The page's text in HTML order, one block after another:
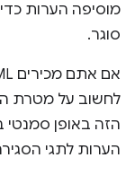
מוסיפה הערות
סוגר.
לחשוב על מטרת
הזה באופן
הערות לתגי